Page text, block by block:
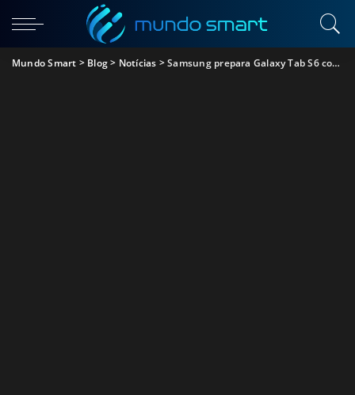
Mundo Smart > Blog> Notícias >Samsung prepara Galaxy Tab S6 com 5G